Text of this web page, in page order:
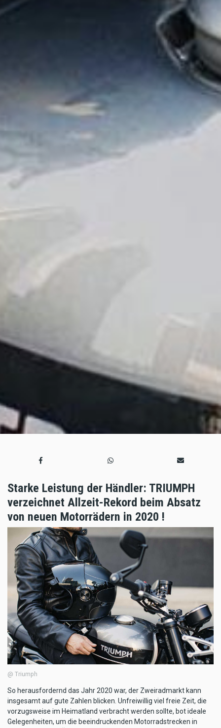
Starke Leistung der Händler: TRIUMPH
verzeichnet Allzeit-Rekord beim Absatz
von neuen Motorrädern in 2020 !
@ Triumph
So herausfordernd das Jahr 2020 war, der Zweiradmarkt kann
insgesamt auf gute Zahlen blicken. Unfreiwillig viel freie Zeit, die
vorzugsweise im Heimatland verbracht werden sollte, bot ideale
Gelegenheiten, um die beeindruckenden Motorradstrecken in